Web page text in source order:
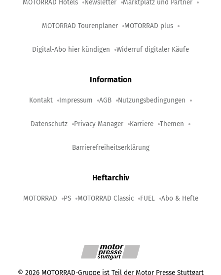
MOTORRAD Hotels Newsletter Marktplatz und Partner
MOTORRAD Tourenplaner MOTORRAD plus
Digital-Abo hier kündigen Widerruf digitaler Käufe
Information
Kontakt Impressum AGB Nutzungsbedingungen
Datenschutz Privacy Manager Karriere Themen
Barrierefreiheitserklärung
Heftarchiv
MOTORRAD PS MOTORRAD Classic FUEL Abo & Hefte
© 2026 MOTORRAD-Gruppe ist Teil der Motor Presse Stuttgart